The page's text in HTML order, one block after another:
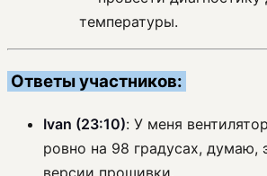
температуры.
Ответы участников:
Ivan (23:10): У меня
ровно на 98 градусах, думаю,
версии прошивки.